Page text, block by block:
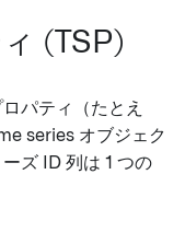
(TSP)
パティ（たとえ
series オブジェク
ズ ID 列は 1 つの